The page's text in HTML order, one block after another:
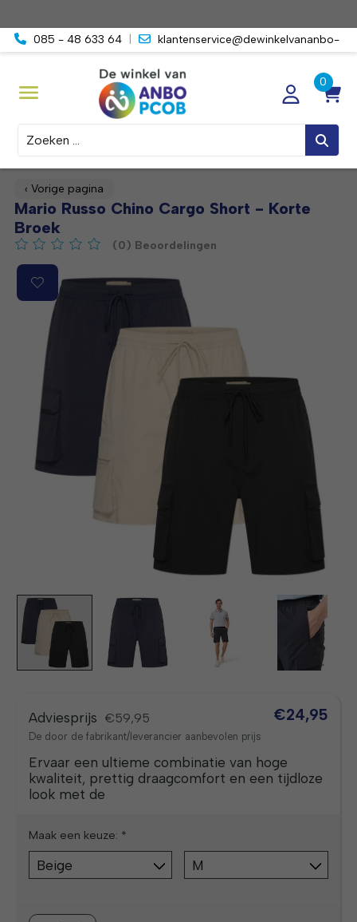
085 - 48 633 64
klantenservice@dewinkelvananbo-
Zoeken
‹ Vorige pagina
Mario Russo Chino Cargo Short - Korte
Broek
De beoordeling van dit product is0van de 5
(0) Beoordelingen
Product image slideshow Items
Adviesprijs €59,95
De door de fabrikant/leverancier aanbevolen prijs
€24,95
Ervaar een ultieme combinatie van hoge
kwaliteit, prettig draagcomfort en een tijdloze
look met de
Maak een keuze: *